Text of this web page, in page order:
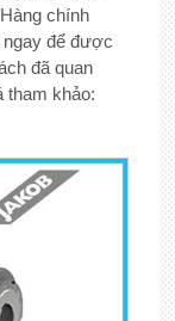
chính
ngay để được
đã quan
tham khảo: